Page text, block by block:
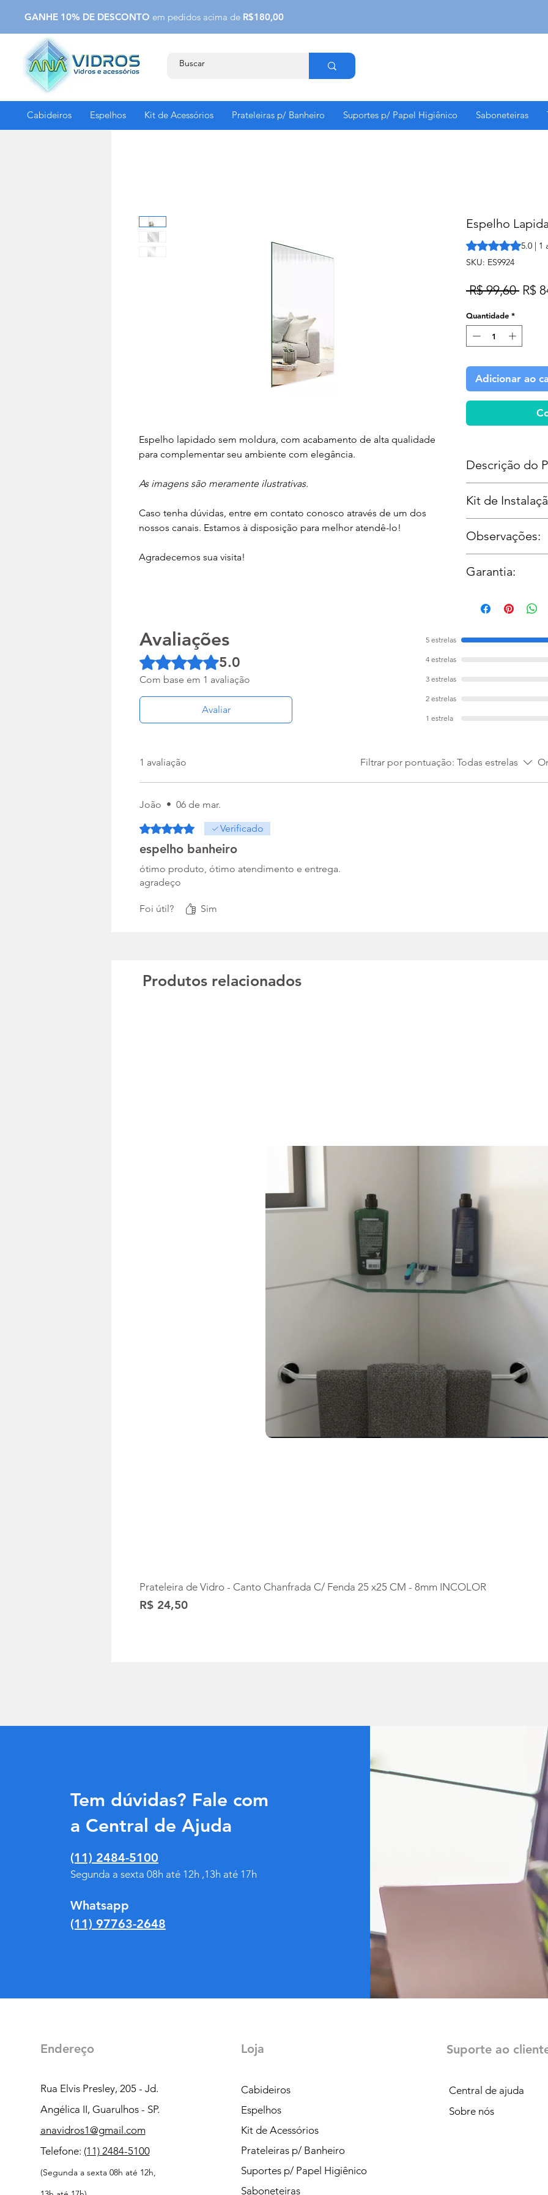
GANHE 10% DE DESCONTO em pedidos acima de R$180,00
Cabideiros Espelhos Kit de Acessórios Prateleiras p/ Banheiro Suportes p/ Papel Higiênico Saboneteiras
Espelho lapidado sem moldura, com acabamento de alta qualidade
para complementar seu ambiente com elegância.
As imagens são meramente ilustrativas.
Caso tenha dúvidas, entre em contato conosco através de um dos
nossos canais. Estamos à disposição para melhor atendê-lo!
Agradecemos sua visita!
Espelho
A classificação é
5.0 | 1
SKU: ES9924
R$ 99,60 R$
Quantidade *
Adicionar ao
Descrição do
Medidas:53x83
Quantidade:1
Kit de
Botão francês
Parafuso
Bucha de 6mm
Observações:
Garantia:
Avaliações
Rated 5 out of 5 stars.
5.0
Com base em 1 avaliação
Avaliar
5 estrelas
4 estrelas
3 estrelas
2 estrelas
1 estrela
1 avaliação Filtrar por pontuação: Todas estrelas
João • 06 de mar.
Rated 5 out of 5 stars.Verificado
espelho banheiro
ótimo produto, ótimo atendimento e entrega.
agradeço
Foi útil? Sim
Produtos relacionados
Prateleira de Vidro - Canto Chanfrada C/ Fenda 25 x25 CM - 8mm INCOLOR
Preço
R$ 24,50
Tem dúvidas? Fale com
a Central de Ajuda
(11) 2484-5100
Segunda a sexta 08h até 12h ,13h até 17h
Whatsapp
(11) 97763-2648
Endereço
Rua Elvis Presley, 205 - Jd.
Angélica II, Guarulhos - SP.
anavidros1@gmail.com
Telefone: (11) 2484-5100
(Segunda a sexta 08h até 12h,
Loja
Cabideiros
Espelhos
Kit de Acessórios
Prateleiras p/ Banheiro
Suportes p/ Papel Higiênico
Saboneteiras
Suporte ao
Central de ajuda
Sobre nós